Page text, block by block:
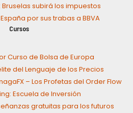
subirá los impuestos
por sus trabas a BBVA
Cursos
Curso de Bolsa de Europa
del Lenguaje de los Precios
– Los Profetas del Order Flow
Escuela de Inversión
gratuitas para los futuros